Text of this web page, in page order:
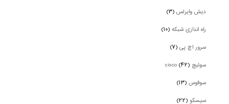
دیش وایرلس(۳)
راه اندازی شبکه(۱۰)
سرور اچ پی(۷)
سوئیچ cisco (۴۲)
سوفوس(۱۳)
سیسکو(۲۲)